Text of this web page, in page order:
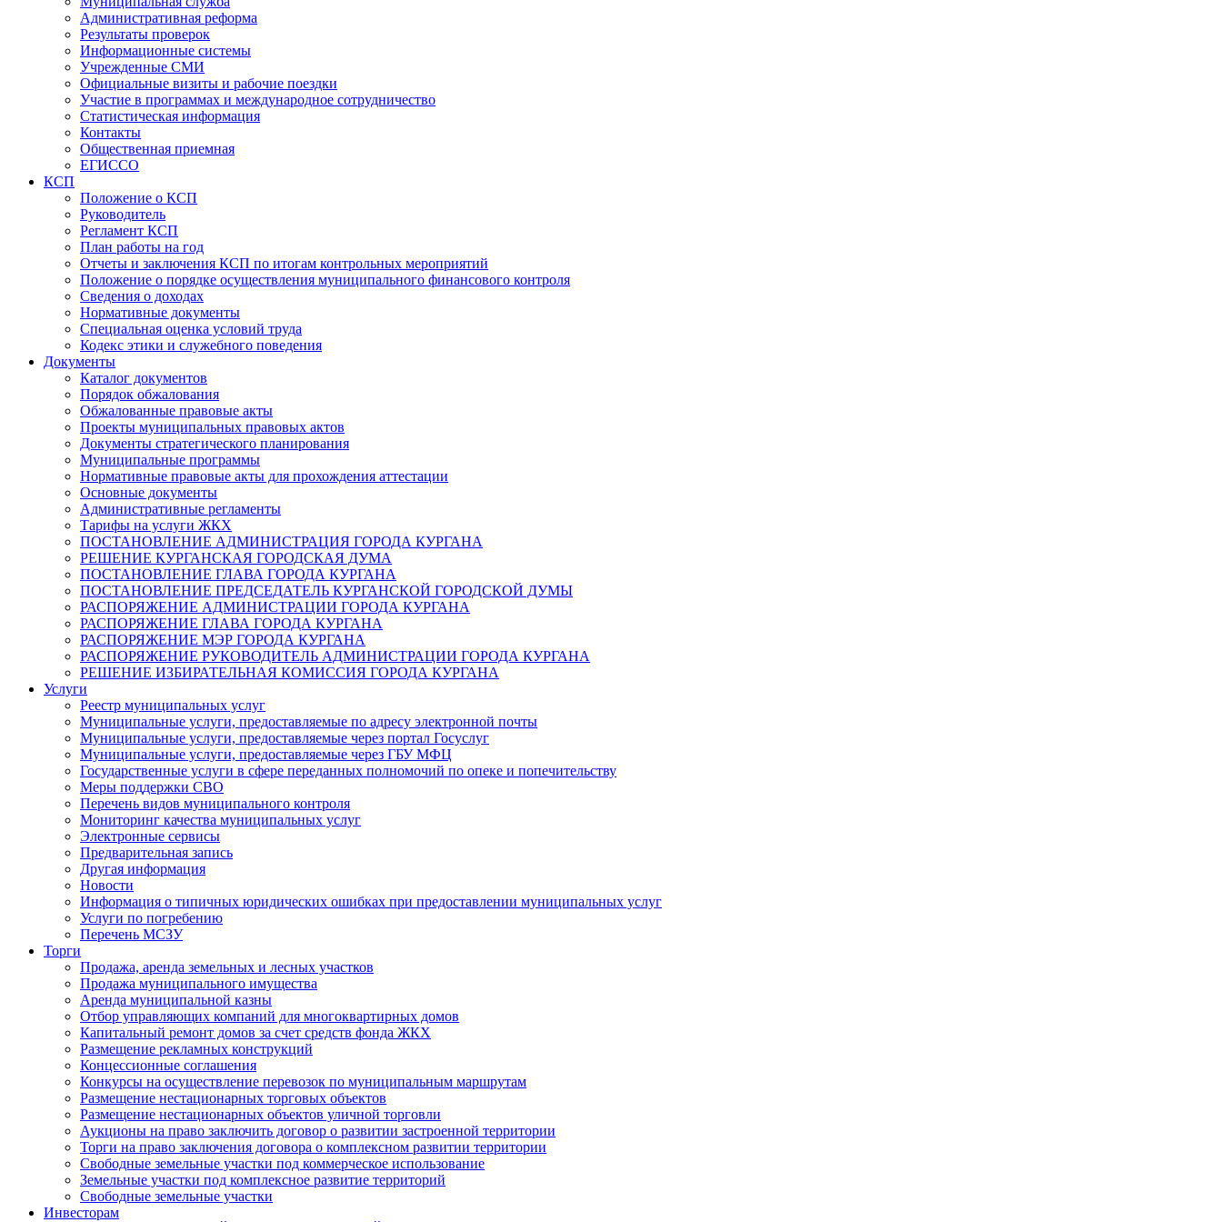
Административная реформа
Результаты проверок
Информационные системы
Учрежденные СМИ
Официальные визиты и рабочие поездки
Участие в программах и международное сотрудничество
Статистическая информация
Контакты
Общественная приемная
ЕГИССО
КСП
Положение о КСП
Руководитель
Регламент КСП
План работы на год
Отчеты и заключения КСП по итогам контрольных мероприятий
Положение о порядке осуществления муниципального финансового контроля
Сведения о доходах
Нормативные документы
Специальная оценка условий труда
Кодекс этики и служебного поведения
Документы
Каталог документов
Порядок обжалования
Обжалованные правовые акты
Проекты муниципальных правовых актов
Документы стратегического планирования
Муниципальные программы
Нормативные правовые акты для прохождения аттестации
Основные документы
Административные регламенты
Тарифы на услуги ЖКХ
ПОСТАНОВЛЕНИЕ АДМИНИСТРАЦИЯ ГОРОДА КУРГАНА
РЕШЕНИЕ КУРГАНСКАЯ ГОРОДСКАЯ ДУМА
ПОСТАНОВЛЕНИЕ ГЛАВА ГОРОДА КУРГАНА
ПОСТАНОВЛЕНИЕ ПРЕДСЕДАТЕЛЬ КУРГАНСКОЙ ГОРОДСКОЙ ДУМЫ
РАСПОРЯЖЕНИЕ АДМИНИСТРАЦИИ ГОРОДА КУРГАНА
РАСПОРЯЖЕНИЕ ГЛАВА ГОРОДА КУРГАНА
РАСПОРЯЖЕНИЕ МЭР ГОРОДА КУРГАНА
РАСПОРЯЖЕНИЕ РУКОВОДИТЕЛЬ АДМИНИСТРАЦИИ ГОРОДА КУРГАНА
РЕШЕНИЕ ИЗБИРАТЕЛЬНАЯ КОМИССИЯ ГОРОДА КУРГАНА
Услуги
Реестр муниципальных услуг
Муниципальные услуги, предоставляемые по адресу электронной почты
Муниципальные услуги, предоставляемые через портал Госуслуг
Муниципальные услуги, предоставляемые через ГБУ МФЦ
Государственные услуги в сфере переданных полномочий по опеке и попечительству
Меры поддержки СВО
Перечень видов муниципального контроля
Мониторинг качества муниципальных услуг
Электронные сервисы
Предварительная запись
Другая информация
Новости
Информация о типичных юридических ошибках при предоставлении муниципальных услуг
Услуги по погребению
Перечень МСЗУ
Торги
Продажа, аренда земельных и лесных участков
Продажа муниципального имущества
Аренда муниципальной казны
Отбор управляющих компаний для многоквартирных домов
Капитальный ремонт домов за счет средств фонда ЖКХ
Размещение рекламных конструкций
Концессионные соглашения
Конкурсы на осуществление перевозок по муниципальным маршрутам
Размещение нестационарных торговых объектов
Размещение нестационарных объектов уличной торговли
Аукционы на право заключить договор о развитии застроенной территории
Торги на право заключения договора о комплексном развитии территории
Свободные земельные участки под коммерческое использование
Земельные участки под комплексное развитие территорий
Свободные земельные участки
Инвесторам